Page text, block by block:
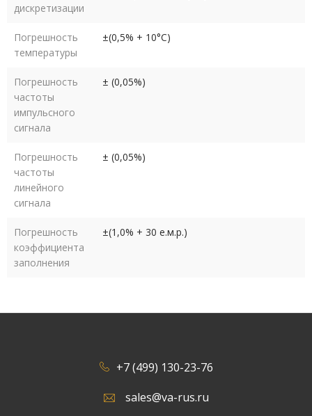
дискретизации
Погрешность
температуры
±(0,5% + 10°С)
Погрешность
частоты
импульсного
сигнала
± (0,05%)
Погрешность
частоты
линейного
сигнала
± (0,05%)
Погрешность
коэффициента
заполнения
±(1,0% + 30 е.м.р.)
+7 (499) 130-23-76
sales@va-rus.ru